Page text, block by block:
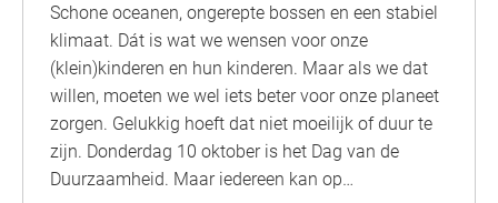
Schone oceanen, ongerepte bossen en een stabiel
klimaat. Dát is wat we wensen voor onze
(klein)kinderen en hun kinderen. Maar als we dat
willen, moeten we wel iets beter voor onze planeet
zorgen. Gelukkig hoeft dat niet moeilijk of duur te
zijn. Donderdag 10 oktober is het Dag van de
Duurzaamheid. Maar iedereen kan op…